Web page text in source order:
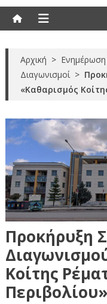
Αρχική >
Διαγωνισμοί >
«Καθαρισμός
Προκήρυξη
Κοίτης
Περιβoλίου»